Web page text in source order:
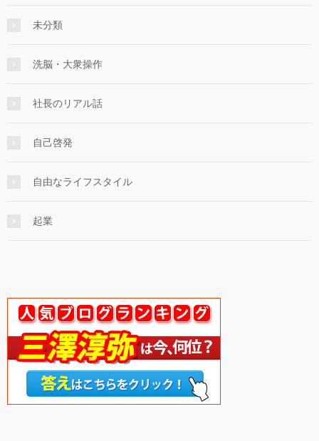
未分類
洗脳・大衆操作
社長のリアル話
自己啓発
自由なライフスタイル
起業